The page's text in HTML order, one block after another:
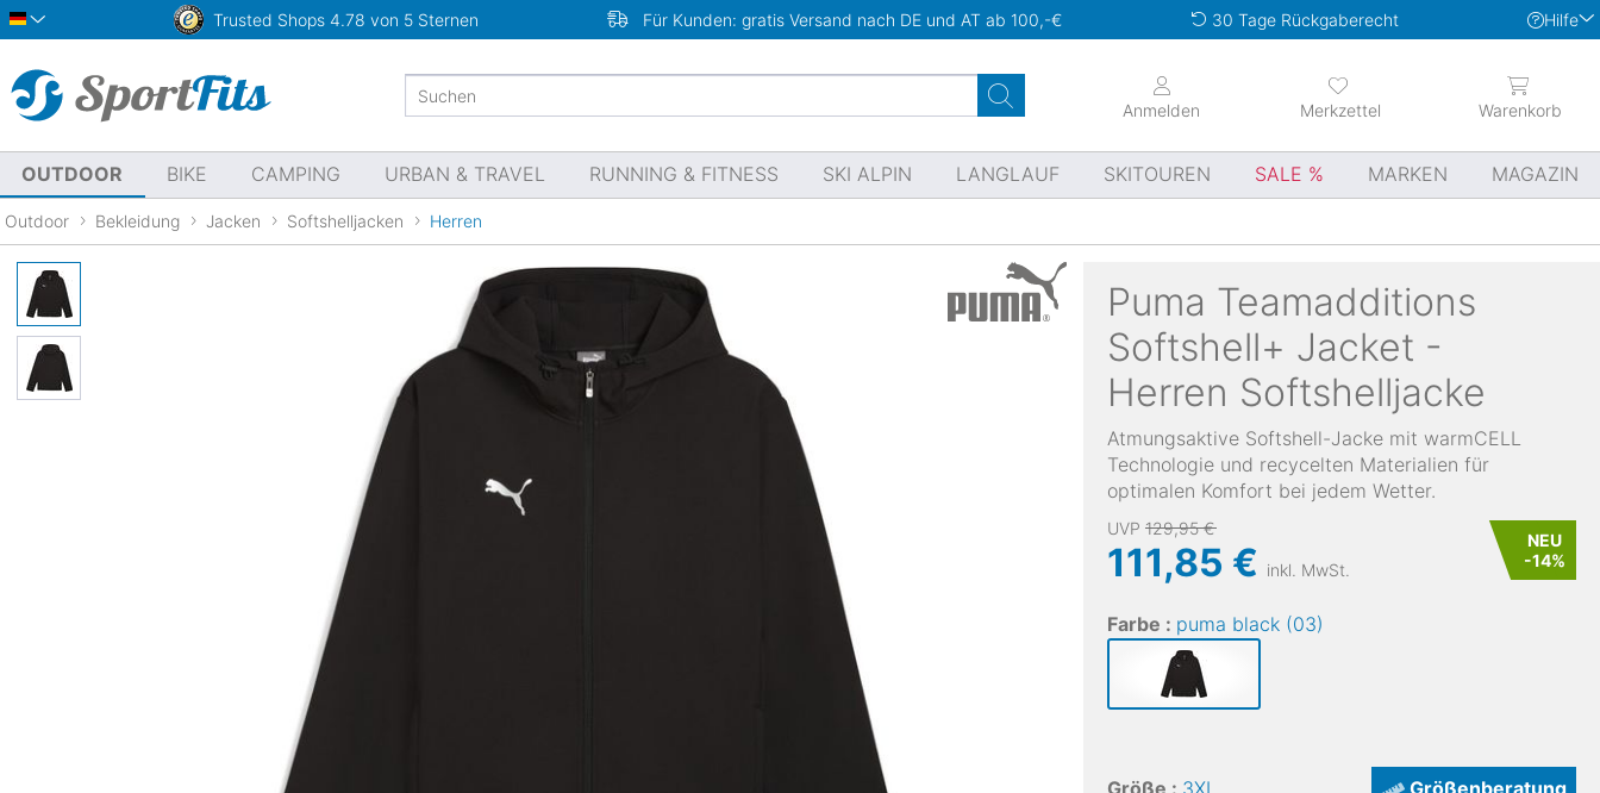
Deutsch Trusted Shops 4.78 von 5 Sternen Für Kunden: gratis Versand nach DE und AT ab 100,-€ 30 Tage Rückgaberecht Hilfe
Merkzettel
Anmelden Warenkorb
OUTDOOR BIKE CAMPING URBAN & TRAVEL RUNNING & FITNESS SKI ALPIN LANGLAUF SKITOUREN SALE MARKEN MAGAZIN
Outdoor Bekleidung Jacken Softshelljacken Herren
Puma Teamadditions
Softshell+ Jacket -
Herren Softshelljacke
Atmungsaktive Softshell-Jacke mit warmCELL
Technologie und recycelten Materialien für
optimalen Komfort bei jedem Wetter.
UVP 129,95 €
111,85 € inkl. MwSt.
NEU
-14%
Farbe : puma black (03)
Größe : 3XL Größenberatung